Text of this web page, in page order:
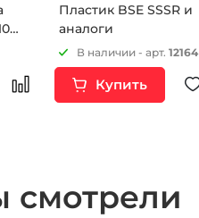
Пластик BSE SSSR и
аналоги
В наличии - арт. 12164
Купить
смотрели